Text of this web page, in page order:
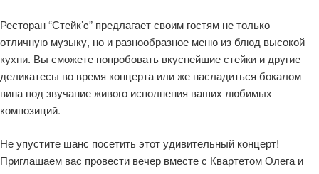
Ресторан “Стейк’c” предлагает своим гостям не только
отличную музыку, но и разнообразное меню из блюд высокой
кухни. Вы сможете попробовать вкуснейшие стейки и другие
деликатесы во время концерта или же насладиться бокалом
вина под звучание живого исполнения ваших любимых
композиций.
Не упустите шанс посетить этот удивительный концерт!
Приглашаем вас провести вечер вместе с Квартетом Олега и